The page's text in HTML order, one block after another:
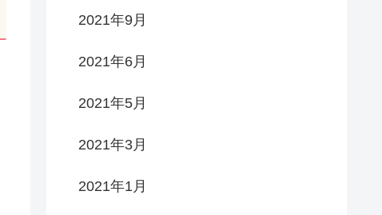
2021年9月
2021年6月
2021年5月
2021年3月
2021年1月